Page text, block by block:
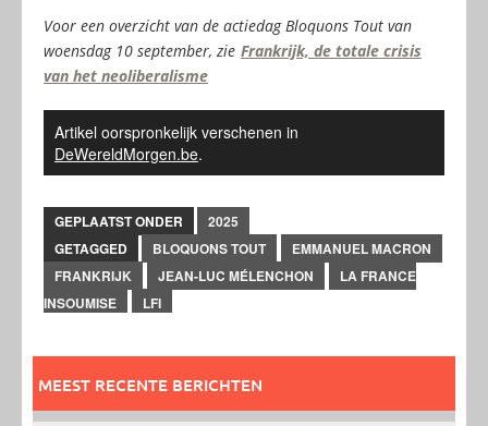
Voor een overzicht van de actiedag Bloquons Tout van
woensdag 10 september, zie Frankrijk, de totale crisis
van het neoliberalisme
Artikel oorspronkelijk verschenen in
DeWereldMorgen.be.
GEPLAATST ONDER
2025
GETAGGED
BLOQUONS TOUT
EMMANUEL MACRON
FRANKRIJK
JEAN-LUC MÉLENCHON
LA FRANCE
INSOUMISE
LFI
MEEST RECENTE BERICHTEN